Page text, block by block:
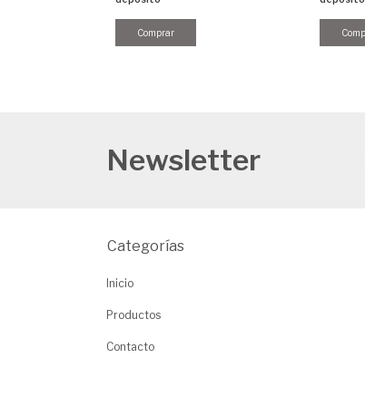
Newsletter
Categorías
Inicio
Productos
Contacto